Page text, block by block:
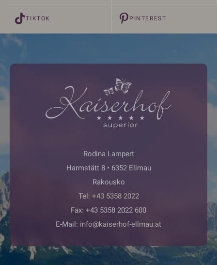
TIKTOK PINTEREST
Rodina Lampert
Harmstätt 8 • 6352 Ellmau
Rakousko
Tel: +43 5358 2022
Fax: +43 5358 2022 600
E-Mail: info@kaiserhof-ellmau.at